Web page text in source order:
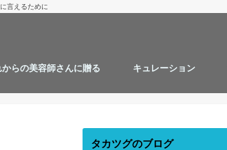
言えるために
でお買い物
と考察
こと
ます
からの美容師さんに贈る キュレーション
タカツグのブログ